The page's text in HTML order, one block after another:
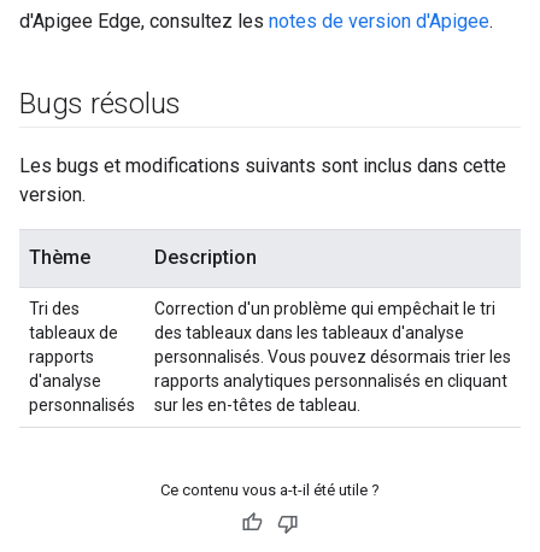
d'Apigee Edge, consultez les notes de version d'Apigee.
Bugs résolus
Les bugs et modifications suivants sont inclus dans cette
version.
Thème Description
Tri des
tableaux de
rapports
d'analyse
personnalisés
Correction d'un problème qui empêchait le tri
des tableaux dans les tableaux d'analyse
personnalisés. Vous pouvez désormais trier les
rapports analytiques personnalisés en cliquant
sur les en-têtes de tableau.
Ce contenu vous a-t-il été utile ?